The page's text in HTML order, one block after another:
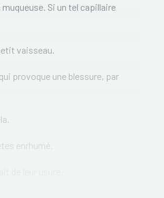
Si un tel capillaire
vaisseau.
provoque une blessure, par
enrhumé.